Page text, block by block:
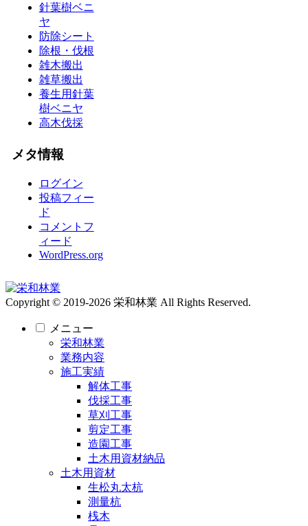
針葉樹ベニ
ヤ
防除シート
除根・伐根
雑木搬出
雑草搬出
養生用針葉
樹ベニヤ
高木伐採
メタ情報
ログイン
投稿フィー
ド
コメントフ
ィード
WordPress.org
Copyright © 2019-2026 栄和林業 All Rights Reserved.
メニュー
栄和林業
業務内容
施工実績
解体工事
伐採工事
草刈工事
剪定工事
造園工事
土木用資材納品
土木用資材
生松丸太杭
測量杭
桟木